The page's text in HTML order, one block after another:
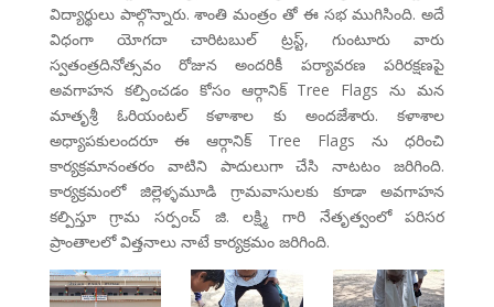
విద్యార్థులు పాల్గొన్నారు. శాంతి మంత్రం తో ఈ సభ ముగిసింది. అదే
విధంగా యోగదా చారిటబుల్ ట్రస్ట్, గుంటూరు వారు
స్వతంత్రదినోత్సవం రోజున అందరికీ పర్యావరణ పరిరక్షణపై
అవగాహన కల్పించడం కోసం ఆర్గానిక్ Tree Flags ను మన
మాతృశ్రీ ఓరియంటల్ కళాశాల కు అందజేశారు. కళాశాల
అధ్యాపకులందరూ ఈ ఆర్గానిక్ Tree Flags ను ధరించి
కార్యక్రమానంతరం వాటిని పాదులుగా చేసి నాటటం జరిగింది.
కార్యక్రమంలో జిల్లెళ్ళమూడి గ్రామవాసులకు కూడా అవగాహన
కల్పిస్తూ గ్రామ సర్పంచ్ జి. లక్ష్మి గారి నేతృత్వంలో పరిసర
ప్రాంతాలలో విత్తనాలు నాటే కార్యక్రమం జరిగింది.